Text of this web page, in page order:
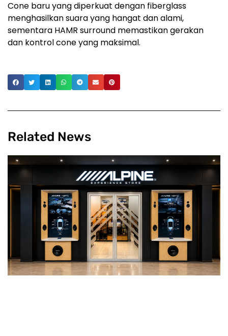
Cone baru yang diperkuat dengan fiberglass
menghasilkan suara yang hangat dan alami,
sementara HAMR surround memastikan gerakan
dan kontrol cone yang maksimal.
Related News